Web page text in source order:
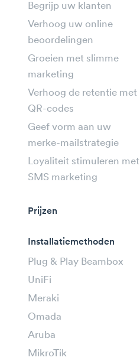
Begrijp uw klanten
Verhoog uw online
beoordelingen
Groeien met slimme
marketing
Verhoog de retentie met
QR-codes
Geef vorm aan uw
merke-mailstrategie
Loyaliteit stimuleren met
SMS marketing
Prijzen
Installatiemethoden
Plug & Play Beambox
UniFi
Meraki
Omada
Aruba
MikroTik